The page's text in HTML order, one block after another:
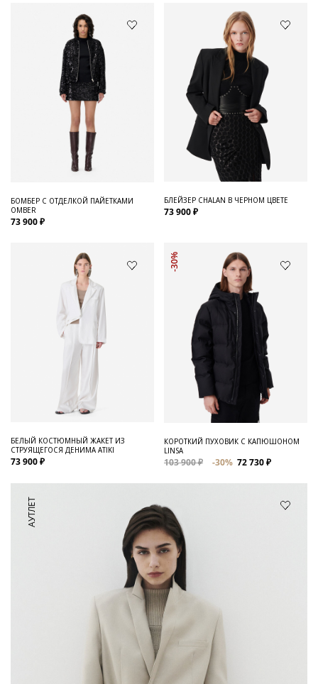
БОМБЕР С ОТДЕЛКОЙ ПАЙЕТКАМИ
OMBER
73 900 ₽
БЛЕЙЗЕР CHALAN В ЧЕРНОМ ЦВЕТЕ
73 900 ₽
БЕЛЫЙ КОСТЮМНЫЙ ЖАКЕТ ИЗ
СТРУЯЩЕГОСЯ ДЕНИМА ATIKI
73 900 ₽
-30%
КОРОТКИЙ ПУХОВИК С КАПЮШОНОМ
LINSA
103 900 ₽ -30% 72 730 ₽
АУТЛЕТ